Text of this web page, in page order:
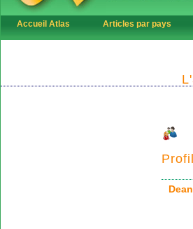
Accueil Atlas Articles par pays
Profil